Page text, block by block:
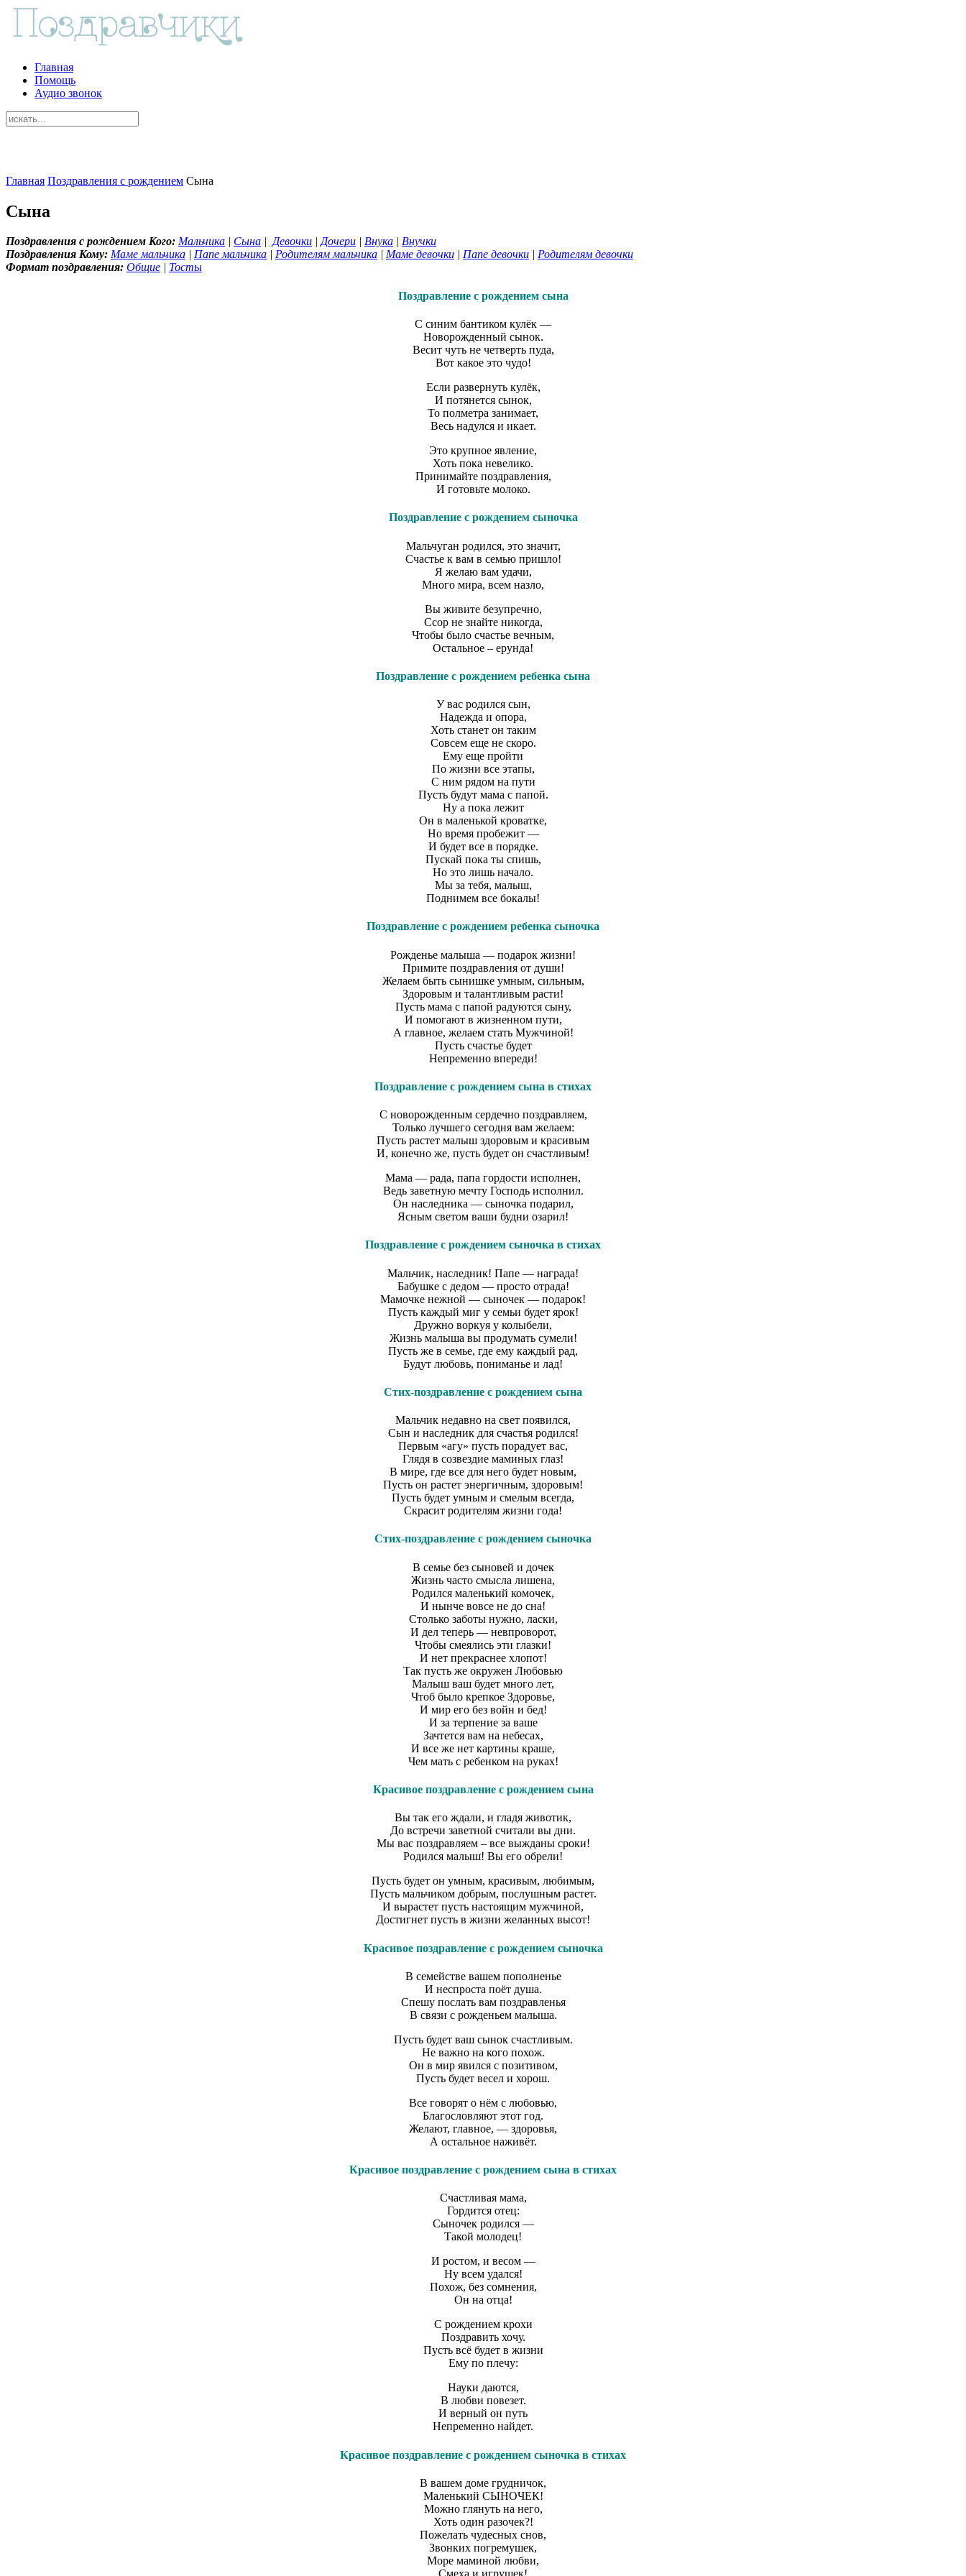
Главная
Помощь
Аудио звонок
Главная Поздравления с рождением Сына
Сына
Поздравления с рождением Кого: Мальчика Сына Девочки |Дочери Внука
Внучки
Поздравления Кому: Маме мальчика Папе мальчика Родителям мальчика Маме девочки Папе девочки
Родителям девочки
Формат поздравления: Общие Тосты
Поздравление с рождением сына
С синим бантиком кулёк —
Новорожденный сынок.
Весит чуть не четверть пуда,
Вот какое это чудо!
Если развернуть кулёк,
И потянется сынок,
То полметра занимает,
Весь надулся и икает.
Это крупное явление,
Хоть пока невелико.
Принимайте поздравления,
И готовьте молоко.
Поздравление с рождением сыночка
Мальчуган родился, это значит,
Счастье к вам в семью пришло!
Я желаю вам удачи,
Много мира, всем назло,
Вы живите безупречно,
Ссор не знайте никогда,
Чтобы было счастье вечным,
Остальное – ерунда!
Поздравление с рождением ребенка сына
У вас родился сын,
Надежда и опора,
Хоть станет он таким
Совсем еще не скоро.
Ему еще пройти
По жизни все этапы,
С ним рядом на пути
Пусть будут мама с папой.
Ну а пока лежит
Он в маленькой кроватке,
Но время пробежит —
И будет все в порядке.
Пускай пока ты спишь,
Но это лишь начало.
Мы за тебя, малыш,
Поднимем все бокалы!
Поздравление с рождением ребенка сыночка
Рожденье малыша — подарок жизни!
Примите поздравления от души!
Желаем быть сынишке умным, сильным,
Здоровым и талантливым расти!
Пусть мама с папой радуются сыну,
И помогают в жизненном пути,
А главное, желаем стать Мужчиной!
Пусть счастье будет
Непременно впереди!
Поздравление с рождением сына в стихах
С новорожденным сердечно поздравляем,
Только лучшего сегодня вам желаем:
Пусть растет малыш здоровым и красивым
И, конечно же, пусть будет он счастливым!
Мама — рада, папа гордости исполнен,
Ведь заветную мечту Господь исполнил.
Он наследника — сыночка подарил,
Ясным светом ваши будни озарил!
Поздравление с рождением сыночка в стихах
Мальчик, наследник! Папе — награда!
Бабушке с дедом — просто отрада!
Мамочке нежной — сыночек — подарок!
Пусть каждый миг у семьи будет ярок!
Дружно воркуя у колыбели,
Жизнь малыша вы продумать сумели!
Пусть же в семье, где ему каждый рад,
Будут любовь, пониманье и лад!
Стих-поздравление с рождением сына
Мальчик недавно на свет появился,
Сын и наследник для счастья родился!
Первым «агу» пусть порадует вас,
Глядя в созвездие маминых глаз!
В мире, где все для него будет новым,
Пусть он растет энергичным, здоровым!
Пусть будет умным и смелым всегда,
Скрасит родителям жизни года!
Стих-поздравление с рождением сыночка
В семье без сыновей и дочек
Жизнь часто смысла лишена,
Родился маленький комочек,
И нынче вовсе не до сна!
Столько заботы нужно, ласки,
И дел теперь — невпроворот,
Чтобы смеялись эти глазки!
И нет прекраснее хлопот!
Так пусть же окружен Любовью
Малыш ваш будет много лет,
Чтоб было крепкое Здоровье,
И мир его без войн и бед!
И за терпение за ваше
Зачтется вам на небесах,
И все же нет картины краше,
Чем мать с ребенком на руках!
Красивое поздравление с рождением сына
Вы так его ждали, и гладя животик,
До встречи заветной считали вы дни.
Мы вас поздравляем – все выжданы сроки!
Родился малыш! Вы его обрели!
Пусть будет он умным, красивым, любимым,
Пусть мальчиком добрым, послушным растет.
И вырастет пусть настоящим мужчиной,
Достигнет пусть в жизни желанных высот!
Красивое поздравление с рождением сыночка
В семействе вашем пополненье
И неспроста поёт душа.
Спешу послать вам поздравленья
В связи с рожденьем малыша.
Пусть будет ваш сынок счастливым.
Не важно на кого похож.
Он в мир явился с позитивом,
Пусть будет весел и хорош.
Все говорят о нём с любовью,
Благословляют этот год.
Желают, главное, — здоровья,
А остальное наживёт.
Красивое поздравление с рождением сына в стихах
Счастливая мама,
Гордится отец:
Сыночек родился —
Такой молодец!
И ростом, и весом —
Ну всем удался!
Похож, без сомнения,
Он на отца!
С рождением крохи
Поздравить хочу.
Пусть всё будет в жизни
Ему по плечу:
Науки даются,
В любви повезет.
И верный он путь
Непременно найдет.
Красивое поздравление с рождением сыночка в стихах
В вашем доме грудничок,
Маленький СЫНОЧЕК!
Можно глянуть на него,
Хоть один разочек?!
Пожелать чудесных снов,
Звонких погремушек,
Море маминой любви,
Смеха и игрушек!